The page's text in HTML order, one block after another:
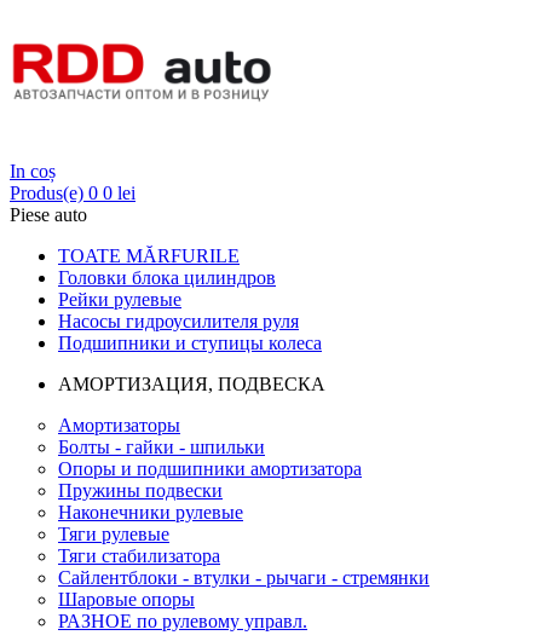
In coș
Produs(e) 0 0 lei
Piese auto
TOATE MĂRFURILE
Головки блока цилиндров
Рейки рулевые
Насосы гидроусилителя руля
Подшипники и ступицы колеса
АМОРТИЗАЦИЯ, ПОДВЕСКА
Амортизаторы
Болты - гайки - шпильки
Опоры и подшипники амортизатора
Пружины подвески
Наконечники рулевые
Тяги рулевые
Тяги стабилизатора
Сайлентблоки - втулки - рычаги - стремянки
Шаровые опоры
РАЗНОЕ по рулевому управл.